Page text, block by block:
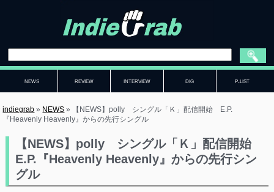
NEWS REVIEW INTERVIEW DIG P-LIST
indiegrab » NEWS »
【NEWS】polly シングル「Ｋ」配信開始 E.P.
『Heavenly Heavenly』からの先行シングル
【NEWS】polly シングル「Ｋ」配信開始
E.P.『Heavenly Heavenly』からの先行シン
グル